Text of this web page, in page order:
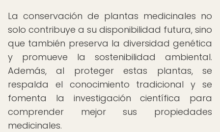
La conservación de plantas medicinales no
solo contribuye a su disponibilidad futura, sino
que también preserva la diversidad genética
y promueve la sostenibilidad ambiental.
Además, al proteger estas plantas, se
respalda el conocimiento tradicional y se
fomenta la investigación científica para
comprender mejor sus propiedades
medicinales.